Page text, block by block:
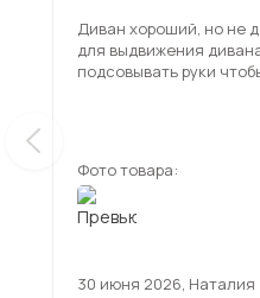
Диван хороший, но не
для выдвижения дивана,
подсовывать руки
Фото товара:
30 июня 2026, Наталия